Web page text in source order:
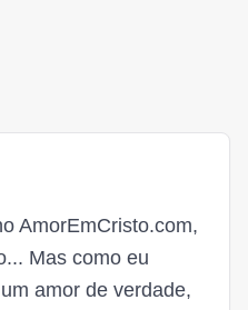
AmorEmCristo.com,
Mas como eu
amor de verdade,